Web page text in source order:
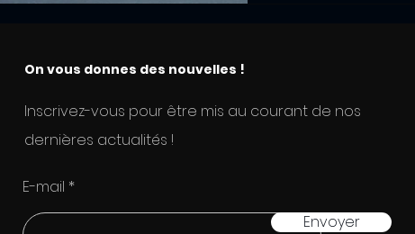
On vous donnes des nouvelles !
Inscrivez-vous pour être mis au courant de nos
dernières actualités !
E-mail
Envoyer